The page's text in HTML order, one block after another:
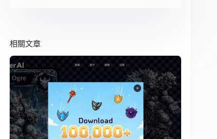
相關文章